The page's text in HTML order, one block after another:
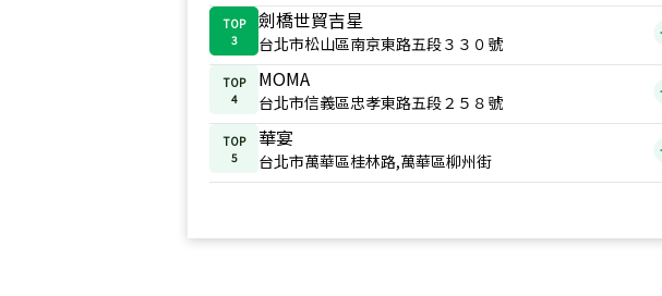
TOP
3
劍橋世貿吉星
台北市松山區南京東路五段３３０號
TOP
4
MOMA
台北市信義區忠孝東路五段２５８號
TOP
5
華宴
台北市萬華區桂林路,萬華區柳州街